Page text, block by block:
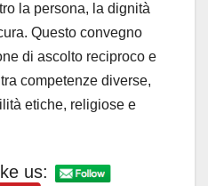
la persona, la dignità
Questo convegno
di ascolto reciproco e
competenze diverse,
etiche, religiose e
us: